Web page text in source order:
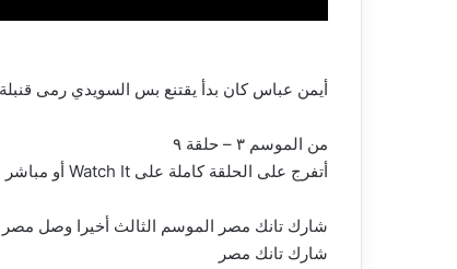
أيمن عباس كان بدأ يقتنع بس السويدي رمى
من الموسم ٣ – حلقة ٩
أتفرج على الحلقة كاملة على Watch It أو مباشر على قناة CBC
شارك تانك مصر الموسم الثالث أخيرا وصل مصر بنسخته ال٤٧ قدم عرضك أمام مجموعة من أهم رجال الأعمال المصريين
شارك تانك مصر